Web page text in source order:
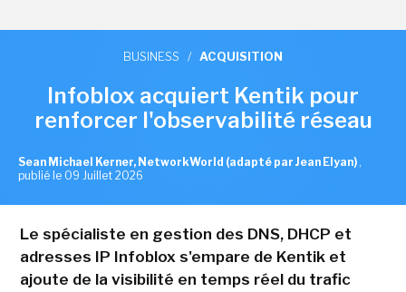
BUSINESS / ACQUISITION
Infoblox acquiert Kentik pour
renforcer l'observabilité réseau
Sean Michael Kerner, NetworkWorld (adapté par Jean Elyan) ,
publié le 09 Juillet 2026
Le spécialiste en gestion des DNS, DHCP et
adresses IP Infoblox s'empare de Kentik et
ajoute de la visibilité en temps réel du trafic